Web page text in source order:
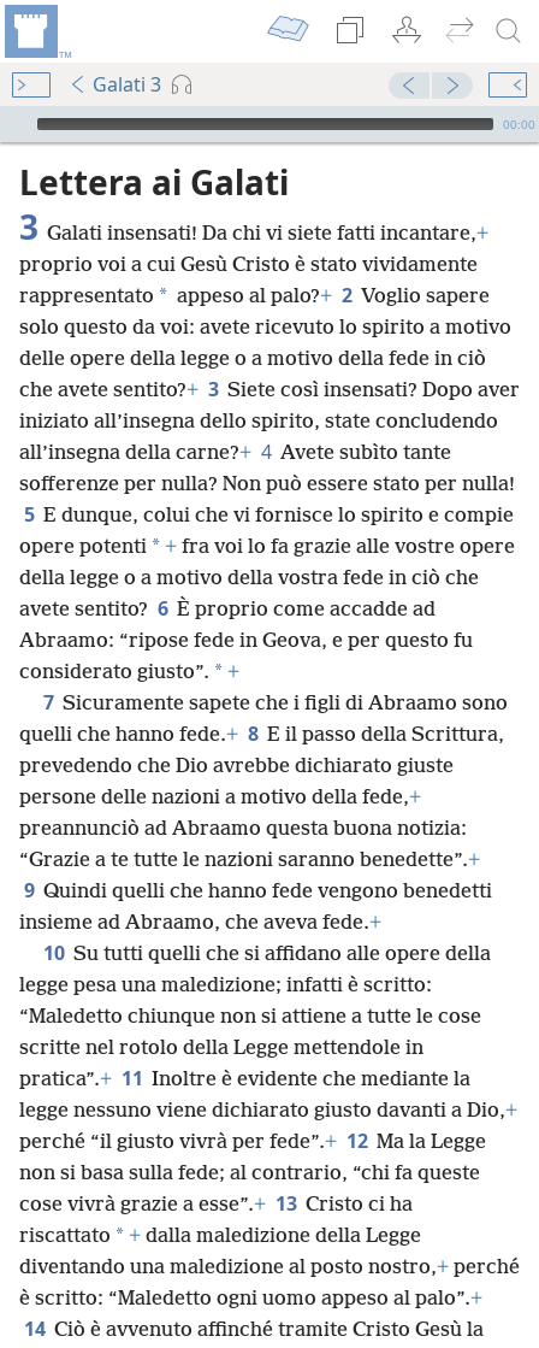
Galati 3
Audio Player
00:00
Lettera ai Galati
3 Galati insensati! Da chi vi siete fatti incantare,+
proprio voi a cui Gesù Cristo è stato vividamente
rappresentato * appeso al palo?+ 2 Voglio sapere
solo questo da voi: avete ricevuto lo spirito a motivo
delle opere della legge o a motivo della fede in ciò
che avete sentito?+ 3 Siete così insensati? Dopo aver
iniziato all’insegna dello spirito, state concludendo
all’insegna della carne?+ 4 Avete subìto tante
sofferenze per nulla? Non può essere stato per nulla!
5 E dunque, colui che vi fornisce lo spirito e compie
opere potenti * + fra voi lo fa grazie alle vostre opere
della legge o a motivo della vostra fede in ciò che
avete sentito? 6 È proprio come accadde ad
Abraamo: “ripose fede in Geova, e per questo fu
considerato giusto”. * +
7 Sicuramente sapete che i figli di Abraamo sono
quelli che hanno fede.+ 8 E il passo della Scrittura,
prevedendo che Dio avrebbe dichiarato giuste
persone delle nazioni a motivo della fede,+
preannunciò ad Abraamo questa buona notizia:
“Grazie a te tutte le nazioni saranno benedette”.+
9 Quindi quelli che hanno fede vengono benedetti
insieme ad Abraamo, che aveva fede.+
10 Su tutti quelli che si affidano alle opere della
legge pesa una maledizione; infatti è scritto:
“Maledetto chiunque non si attiene a tutte le cose
scritte nel rotolo della Legge mettendole in
pratica”.+ 11 Inoltre è evidente che mediante la
legge nessuno viene dichiarato giusto davanti a Dio,+
perché “il giusto vivrà per fede”.+ 12 Ma la Legge
non si basa sulla fede; al contrario, “chi fa queste
cose vivrà grazie a esse”.+ 13 Cristo ci ha
riscattato * + dalla maledizione della Legge
diventando una maledizione al posto nostro,+ perché
è scritto: “Maledetto ogni uomo appeso al palo”.+
14 Ciò è avvenuto affinché tramite Cristo Gesù la